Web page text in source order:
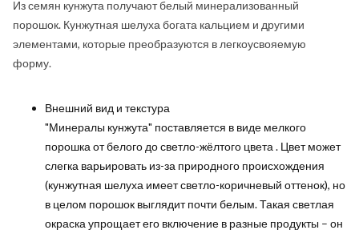
Из семян кунжута получают белый минерализованный
порошок. Кунжутная шелуха богата кальцием и другими
элементами, которые преобразуются в легкоусвояемую
форму.
Внешний вид и текстура
"Минералы кунжута" поставляется в виде мелкого
порошка от белого до светло-жёлтого цвета . Цвет может
слегка варьировать из-за природного происхождения
(кунжутная шелуха имеет светло-коричневый оттенок), но
в целом порошок выглядит почти белым. Такая светлая
окраска упрощает его включение в разные продукты – он